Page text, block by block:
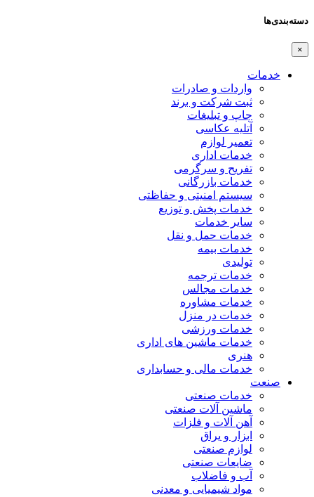
دسته‌بندی‌ها
×
خدمات
واردات و صادرات
ثبت شرکت و برند
چاپ و تبلیغات
آتلیه عکاسی
تعمیر لوازم
خدمات اداری
تفریح و سرگرمی
خدمات بازرگانی
سیستم امنیتی و حفاظتی
خدمات پخش و توزیع
سایر خدمات
خدمات حمل و نقل
خدمات بیمه
تولیدی
خدمات ترجمه
خدمات مجالس
خدمات مشاوره
خدمات در منزل
خدمات ورزشی
خدمات ماشین های اداری
هنری
خدمات مالی و حسابداری
صنعت
خدمات صنعتی
ماشین آلات صنعتی
آهن آلات و فلزات
ابزار و یراق
لوازم صنعتی
ضایعات صنعتی
آب و فاضلاب
مواد شیمیایی و معدنی